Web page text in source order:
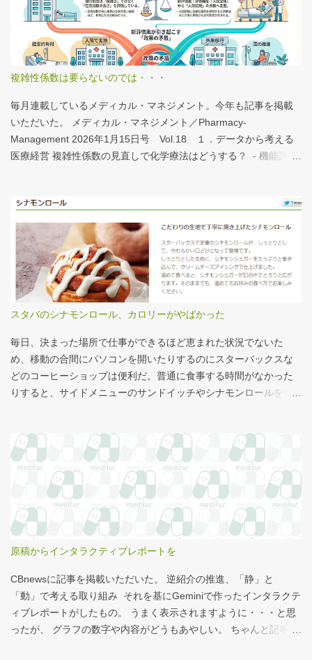
基に作成 ※救急救命士の人数は常勤・非常勤（常勤換算）の合
計。人数が0人の施設は集計に含まない この施設は何人いるんだろ
う？、あの施設は何人だろう？と見てみるだけでも十分興味深い
が、上のグラフのような情報が頭に入っていると、比較整理しや
する。立派な建物がある。武蔵国府の国司館（こくしのたち）を
復元したものだ。写真だけでは、大きさが分かりづらいはずだ。
今月訪れた武蔵国府跡 実際には10分の1サイズの模型なので、そ
れほど大きくない。人が一緒に写っている新聞記事（ （まちの記
憶）武蔵国府跡 東京都府中市：朝日新聞デジタル ）を見れば、
い。平均値で見ても情報は十分でないかもしれない。しかし、ヒ
ストグラムなどをあわせて見れば、相対的なポジションが分かり
やすい。朝日新聞の記事は、人が一緒に写っているので大きさを
把握しやすい。 そういえば、大きさ比較でタバコの箱を横に並べ
るのって、最近見かけないなぁ・・・。このご時世、タバコはNG
なのか？？
複雑性係数は要らないのでは・・・
毎月連載しているメディカル・マネジメント。今年も記事を掲載
いただいた。 メディカル・マネジメント／Pharmacy-
Management 2026年1月15日号 Vol.18 １．データから考える
医療経営 複雑性係数の見直しで化学療法はどうする？ - 機能評価
は微妙だ・・・と言い続けて10数年、ようやく見直されるよう
だ。ただ、その見直し内容も微妙では？？？というのが記事の主
旨。 AIにまとめさせるとこんな感じ。 日頃、各方面から「話が長
い」と言われているので、自分が話すよりAIが話した方がよいと
言われるのは時間の問題だろう。
スタバのシナモンロール、カロリーがやばかった
毎日、決まった場所で仕事ができるほど恵まれた状況でないた
め、移動の合間にパソコンを開いたりするのにスターバックスな
どのコーヒーショップは便利だ。普通に食事する時間がなかった
りすると、サイドメニューのサンドイッチやシナモンロールをつ
気になっていた。お腹の肉がだいぶたるんできたのは、こいつの
せいもあるのではないかと。 シナモンロール 556kcal 出所：
http://www.starbucks.co.jp/allergy/pdf/allergen-food.pdf 調べてビ
ビった。これはまずい。下手な食事以上のカロリーだ。 この
556kcalがどのくらいヤバイのか、スターバックス以上に良く行く
マクドナルドで考えてみる。（ちなみにマクドナルドは食事目的
とカロリーがほぼ同じもの（530kcal～580kcal）を次のマクドナ
ルド商品から２つ選んでください ハンバーガー ビッグマック ダブ
ルクォーターパウンダー・チーズ フィレオフィッシュ てりやきマ
ックバーガー マックフライポテト（S) マックフライポテト（M)
マックフライポテト（L) 正解は続きで。
原稿からインタラクティブレポートを
CBnewsに記事を掲載いただいた。 逆紹介の推進、「静」と
「動」で考える取り組み それを基にGeminiで作ったインタラクテ
ィブレポートがしたもの。 うまく表示されますように・・・と思
ったが、 グラフの数字や内容がどうもあやしい。 ちゃんと記事を